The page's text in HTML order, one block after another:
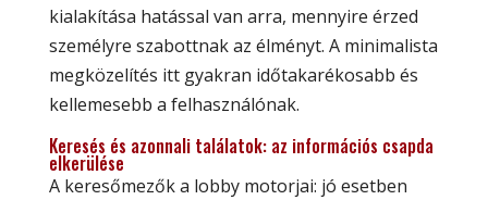
kialakítása hatással van arra, mennyire érzed
személyre szabottnak az élményt. A minimalista
megközelítés itt gyakran időtakarékosabb és
kellemesebb a felhasználónak.
Keresés és azonnali találatok: az információs csapda
elkerülése
A keresőmezők a lobby motorjai: jó esetben